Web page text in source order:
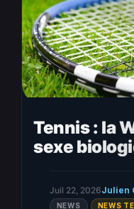
Tennis : la
sexe
Juil 22, 2026Julien
NEWS NEWS